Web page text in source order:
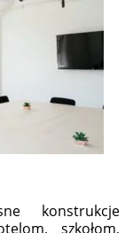
konstrukcje
szkołom,